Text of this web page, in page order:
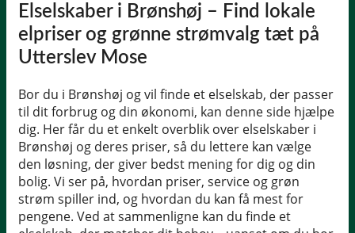
Elselskaber i Brønshøj – Find lokale
elpriser og grønne strømvalg tæt på
Utterslev Mose
Bor du i Brønshøj og vil finde et elselskab, der passer
til dit forbrug og din økonomi, kan denne side hjælpe
dig. Her får du et enkelt overblik over elselskaber i
Brønshøj og deres priser, så du lettere kan vælge
den løsning, der giver bedst mening for dig og din
bolig. Vi ser på, hvordan priser, service og grøn
strøm spiller ind, og hvordan du kan få mest for
pengene. Ved at sammenligne kan du finde et